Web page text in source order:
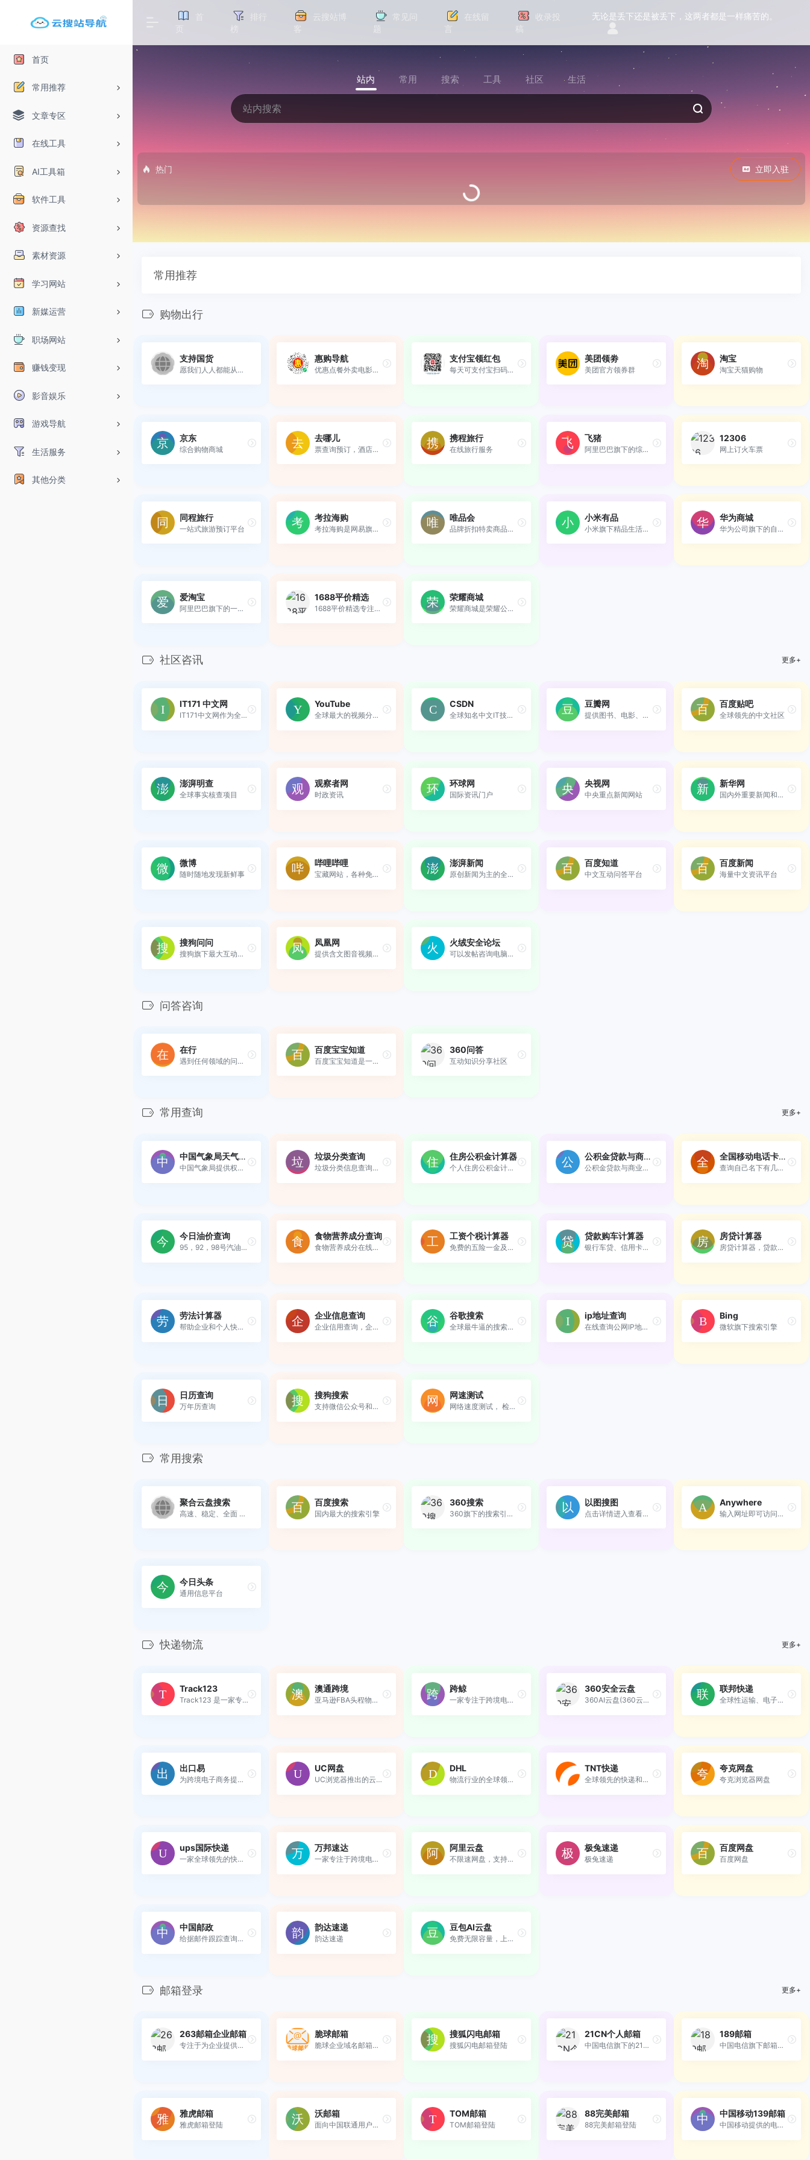
首页
常用推荐
文章专区
在线工具
AI工具箱
软件工具
资源查找
素材资源
学习网站
新媒运营
职场网站
赚钱变现
影音娱乐
游戏导航
生活服务
其他分类
排行
云搜站博
常见问
题
在线留
言
收录投
稿
无论是丢下还是被丢下，这两者都是一样痛苦的。
站内 常用 搜索 工具 社区 生活
热门 立即入驻
常用推荐
购物出行
支持国货
愿我们人人都能从我做起，以...
惠购导航
优惠点餐外卖电影票等
支付宝领红包
每天可支付宝扫码领红包,可实体店消费使用。
美团领劵
美团官方领券群
淘宝
淘宝天猫购物
京东
综合购物商城
去哪儿
票查询预订，酒店预订，旅游...
携程旅行
在线旅行服务
飞猪
阿里巴巴旗下的综合性旅游出...
12306
网上订火车票
同程旅行
一站式旅游预订平台
考拉海购
考拉海购是网易旗下的一款跨...
唯品会
品牌折扣特卖商品，领红包！
小米有品
小米旗下精品生活电商平台
华为商城
华为公司旗下的自营电子商务平台
爱淘宝
阿里巴巴旗下的一款购物分享...
1688平价精选
1688平价精选专注于为消费者...
荣耀商城
荣耀商城是荣耀公司旗下的官...
社区咨讯 更多+
IT171 中文网
IT171中文网作为全球知名的中文IT技术社区，致力于为广大IT技术爱好者提供最新、最全面的技术分享平台。我们坚守技术免费分享的宗旨，努力打造一个真正的技术资源分享平台。
YouTube
全球最大的视频分享平台
CSDN
全球知名中文IT技术交流平台
豆瓣网
提供图书、电影、音乐唱片的...
百度贴吧
全球领先的中文社区
澎湃明查
全球事实核查项目
观察者网
时政资讯
环球网
国际资讯门户
央视网
中央重点新闻网站
新华网
国内外重要新闻和重大突发事件
微博
随时随地发现新鲜事
哔哩哔哩
宝藏网站，各种免费教程
澎湃新闻
原创新闻为主的全媒体新闻资...
百度知道
中文互动问答平台
百度新闻
海量中文资讯平台
搜狗问问
搜狗旗下最大互动问答社区
凤凰网
提供含文图音视频的全方位综...
火绒安全论坛
可以发帖咨询电脑相关问题
问答咨询
在行
遇到任何领域的问题或是个性...
百度宝宝知道
百度宝宝知道是一个专业的母...
360问答
互动知识分享社区
常用查询 更多+
中国气象局天气预报
中国气象局提供权威的天气预...
垃圾分类查询
垃圾分类信息查询，垃圾如何...
住房公积金计算器
个人住房公积金计算器
公积金贷款与商业贷款比较
公积金贷款与商业贷款比较
全国移动电话卡“一证通查”
查询自己名下有几张电话卡，...
今日油价查询
95，92，98号汽油价格，柴油...
食物营养成分查询
食物营养成分在线查询网站
工资个税计算器
免费的五险一金及税后工资个...
贷款购车计算器
银行车贷、信用卡分期、专业...
房贷计算器
房贷计算器，贷款计算器，提...
劳法计算器
帮助企业和个人快速、精确地...
企业信息查询
企业信用查询，企业信息实时查询
谷歌搜索
全球最牛逼的搜索引擎
ip地址查询
在线查询公网IP地址，IP地址...
Bing
微软旗下搜索引擎
日历查询
万年历查询
搜狗搜索
支持微信公众号和文章搜索
网速测试
网络速度测试， 检测网速快慢
常用搜索
聚合云盘搜索
高速、稳定、全面 的资源搜索...
百度搜索
国内最大的搜索引擎
360搜索
360旗下的搜索引擎服务
以图搜图
点击详情进入查看更多搜图工具
Anywhere
输入网址即可访问网站
今日头条
通用信息平台
快递物流 更多+
Track123
Track123 是一家专注于全球物...
澳通跨境
亚马逊FBA头程物流，FBA欧美...
跨鲸
一家专注于跨境电商物流服务...
360安全云盘
360AI云盘(360云盘/360安全云...
联邦快递
全球性运输、电子商务和商业...
出口易
为跨境电子商务提供全程物流...
UC网盘
UC浏览器推出的云服务产品
DHL
物流行业的全球领导者，专业...
TNT快递
全球领先的快递和物流服务提供商
夸克网盘
夸克浏览器网盘
ups国际快递
一家全球领先的快递和物流服...
万邦速达
一家专注于跨境电子商务物流...
阿里云盘
不限速网盘，支持超大单文件
极兔速递
极兔速递
百度网盘
百度网盘
中国邮政
给据邮件跟踪查询系统
韵达速递
韵达速递
豆包AI云盘
免费无限容量，上传下载不限...
邮箱登录 更多+
263邮箱企业邮箱
专注于为企业提供快速、智能...
脆球邮箱
脆球企业域名邮箱：自定义域...
搜狐闪电邮箱
搜狐闪电邮箱登陆
21CN个人邮箱
中国电信旗下的21CN公司提供...
189邮箱
中国电信旗下邮箱服务
雅虎邮箱
雅虎邮箱登陆
沃邮箱
面向中国联通用户提供的多功...
TOM邮箱
TOM邮箱登陆
88完美邮箱
88完美邮箱登陆
中国移动139邮箱
中国移动提供的电子邮件业务